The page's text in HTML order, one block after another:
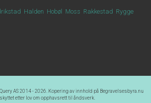
Halden Hobøl Moss Rakkestad Rygge
Query AS2014 - 2026. Kopering av innhold på Begravelsesbyra.nu
etter lov om opphavsrett til åndsverk.